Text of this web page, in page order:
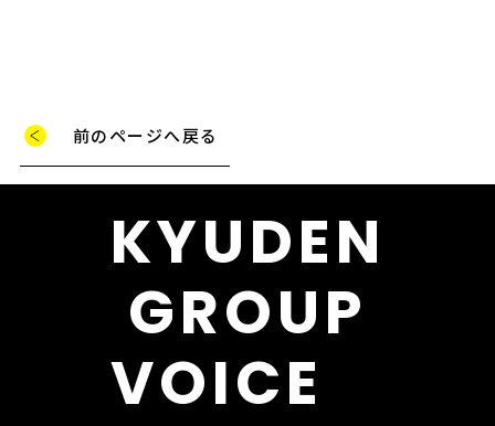
前のページへ戻る
KYUDEN
GROUP
VOICE